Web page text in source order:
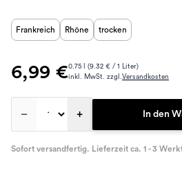
Frankreich Rhône trocken
6,99 €0.75 l (9.32 € / 1 Liter)
inkl. MwSt. zzgl.Versandkosten
– + In den
Sofort versandfertig. Lieferzeit ca. 1 - 3